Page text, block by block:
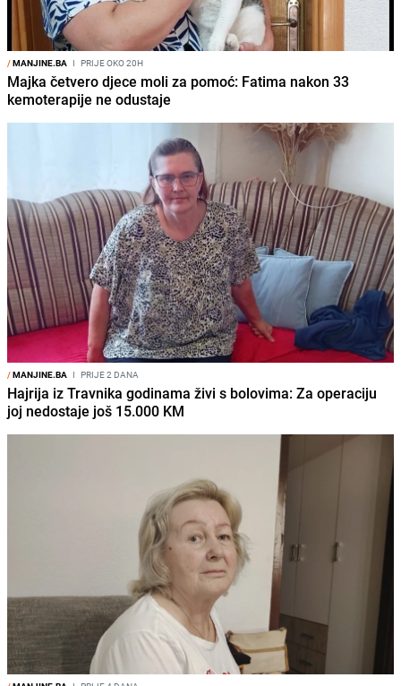
/MANJINE.BA I PRIJE OKO 20H
Majka četvero djece moli za pomoć: Fatima nakon 33
kemoterapije ne odustaje
/MANJINE.BA I PRIJE 2 DANA
Hajrija iz Travnika godinama živi s bolovima: Za operaciju
joj nedostaje još 15.000 KM